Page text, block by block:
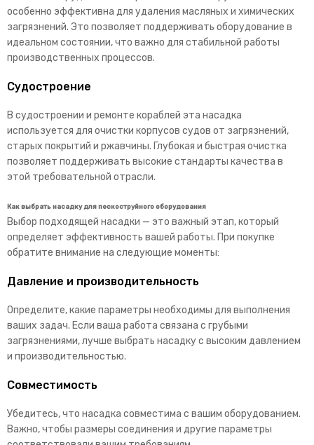
особенно эффективна для удаления масляных и химических
загрязнений. Это позволяет поддерживать оборудование в
идеальном состоянии, что важно для стабильной работы
производственных процессов.
Судостроение
В судостроении и ремонте кораблей эта насадка
используется для очистки корпусов судов от загрязнений,
старых покрытий и ржавчины. Глубокая и быстрая очистка
позволяет поддерживать высокие стандарты качества в
этой требовательной отрасли.
Как выбрать насадку для пескоструйного оборудования
Выбор подходящей насадки — это важный этап, который
определяет эффективность вашей работы. При покупке
обратите внимание на следующие моменты:
Давление и производительность
Определите, какие параметры необходимы для выполнения
ваших задач. Если ваша работа связана с грубыми
загрязнениями, лучше выбрать насадку с высоким давлением
и производительностью.
Совместимость
Убедитесь, что насадка совместима с вашим оборудованием.
Важно, чтобы размеры соединения и другие параметры